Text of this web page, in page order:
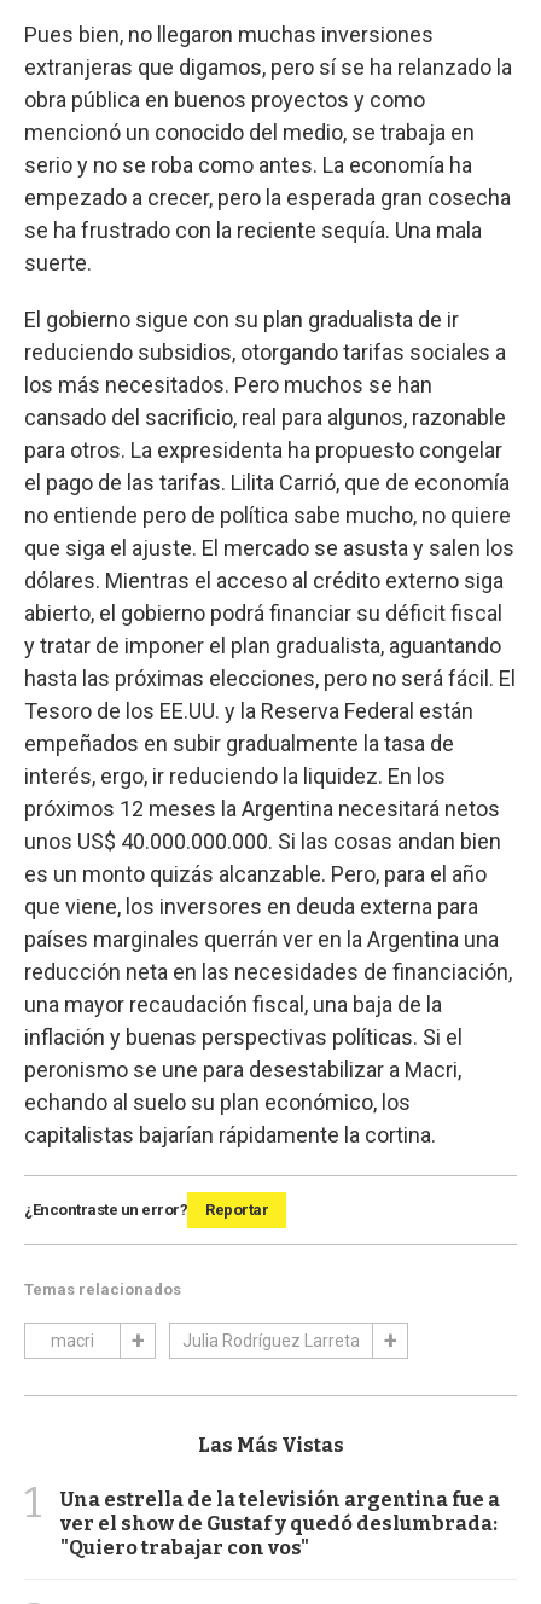
Pues bien, no llegaron muchas inversiones
extranjeras que digamos, pero sí se ha relanzado la
obra pública en buenos proyectos y como
mencionó un conocido del medio, se trabaja en
serio y no se roba como antes. La economía ha
empezado a crecer, pero la esperada gran cosecha
se ha frustrado con la reciente sequía. Una mala
suerte.
El gobierno sigue con su plan gradualista de ir
reduciendo subsidios, otorgando tarifas sociales a
los más necesitados. Pero muchos se han
cansado del sacrificio, real para algunos, razonable
para otros. La expresidenta ha propuesto congelar
el pago de las tarifas. Lilita Carrió, que de economía
no entiende pero de política sabe mucho, no quiere
que siga el ajuste. El mercado se asusta y salen los
dólares. Mientras el acceso al crédito externo siga
abierto, el gobierno podrá financiar su déficit fiscal
y tratar de imponer el plan gradualista, aguantando
hasta las próximas elecciones, pero no será fácil. El
Tesoro de los EE.UU. y la Reserva Federal están
empeñados en subir gradualmente la tasa de
interés, ergo, ir reduciendo la liquidez. En los
próximos 12 meses la Argentina necesitará netos
unos US$ 40.000.000.000. Si las cosas andan bien
es un monto quizás alcanzable. Pero, para el año
que viene, los inversores en deuda externa para
países marginales querrán ver en la Argentina una
reducción neta en las necesidades de financiación,
una mayor recaudación fiscal, una baja de la
inflación y buenas perspectivas políticas. Si el
peronismo se une para desestabilizar a Macri,
echando al suelo su plan económico, los
capitalistas bajarían rápidamente la cortina.
¿Encontraste un error? Reportar
Temas relacionados
macri Julia Rodríguez Larreta
Las Más Vistas
1
Una estrella de la televisión argentina fue a
ver el show de Gustaf y quedó deslumbrada:
"Quiero trabajar con vos"